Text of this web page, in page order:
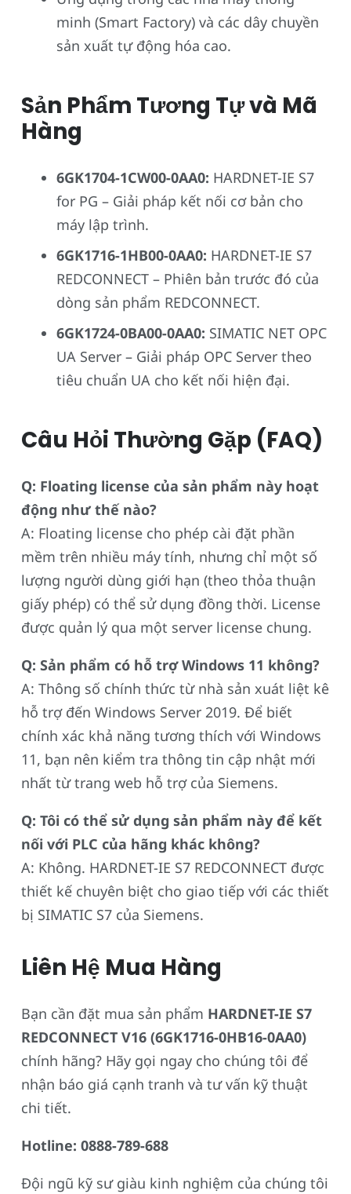
minh (Smart Factory) và các dây chuyền
sản xuất tự động hóa cao.
Sản Phẩm Tương Tự và Mã
Hàng
6GK1704-1CW00-0AA0: HARDNET-IE S7
for PG – Giải pháp kết nối cơ bản cho
máy lập trình.
6GK1716-1HB00-0AA0: HARDNET-IE S7
REDCONNECT – Phiên bản trước đó của
dòng sản phẩm REDCONNECT.
6GK1724-0BA00-0AA0: SIMATIC NET OPC
UA Server – Giải pháp OPC Server theo
tiêu chuẩn UA cho kết nối hiện đại.
Câu Hỏi Thường Gặp (FAQ)
Q: Floating license của sản phẩm này hoạt
động như thế nào?
A: Floating license cho phép cài đặt phần
mềm trên nhiều máy tính, nhưng chỉ một số
lượng người dùng giới hạn (theo thỏa thuận
giấy phép) có thể sử dụng đồng thời. License
được quản lý qua một server license chung.
Q: Sản phẩm có hỗ trợ Windows 11 không?
A: Thông số chính thức từ nhà sản xuát liệt kê
hỗ trợ đến Windows Server 2019. Để biết
chính xác khả năng tương thích với Windows
11, bạn nên kiểm tra thông tin cập nhật mới
nhất từ trang web hỗ trợ của Siemens.
Q: Tôi có thể sử dụng sản phẩm này để kết
nối với PLC của hãng khác không?
A: Không. HARDNET-IE S7 REDCONNECT được
thiết kế chuyên biệt cho giao tiếp với các thiết
bị SIMATIC S7 của Siemens.
Liên Hệ Mua Hàng
Bạn cần đặt mua sản phẩm HARDNET-IE S7
REDCONNECT V16 (6GK1716-0HB16-0AA0)
chính hãng? Hãy gọi ngay cho chúng tôi để
nhận báo giá cạnh tranh và tư vấn kỹ thuật
chi tiết.
Hotline: 0888-789-688
Đội ngũ kỹ sư giàu kinh nghiệm của chúng tôi